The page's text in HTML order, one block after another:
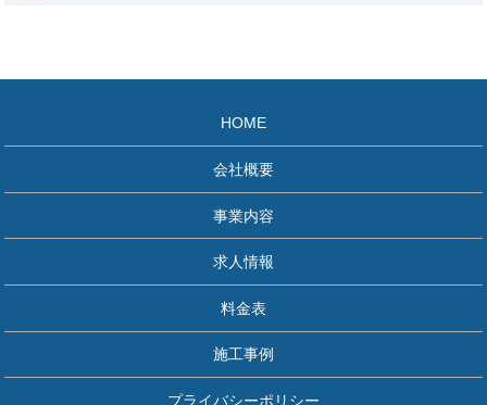
HOME
会社概要
事業内容
求人情報
料金表
施工事例
プライバシーポリシー